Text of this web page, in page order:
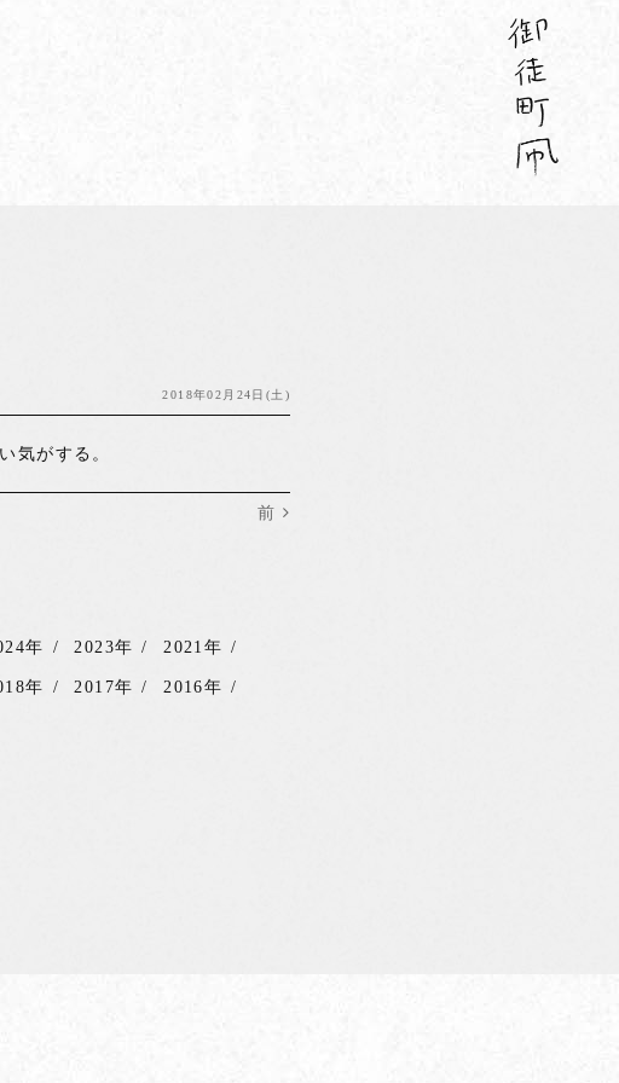
2018年02月24日(土)
気がする。
前
年 2023年 2021年
年 2017年 2016年